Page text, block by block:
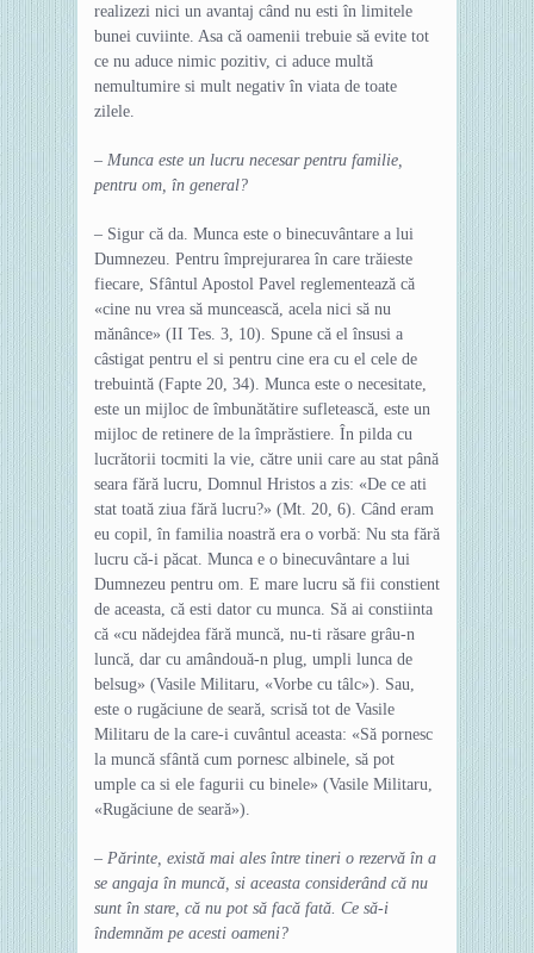
realizezi nici un avantaj când nu esti în limitele
bunei cuviinte. Asa că oamenii trebuie să evite tot
ce nu aduce nimic pozitiv, ci aduce multă
nemultumire si mult negativ în viata de toate
zilele.
– Munca este un lucru necesar pentru familie,
pentru om, în general?
– Sigur că da. Munca este o binecuvântare a lui
Dumnezeu. Pentru împrejurarea în care trăieste
fiecare, Sfântul Apostol Pavel reglementează că
«cine nu vrea să muncească, acela nici să nu
mănânce» (II Tes. 3, 10). Spune că el însusi a
câstigat pentru el si pentru cine era cu el cele de
trebuintă (Fapte 20, 34). Munca este o necesitate,
este un mijloc de îmbunătătire sufletească, este un
mijloc de retinere de la împrăstiere. În pilda cu
lucrătorii tocmiti la vie, către unii care au stat până
seara fără lucru, Domnul Hristos a zis: «De ce ati
stat toată ziua fără lucru?» (Mt. 20, 6). Când eram
eu copil, în familia noastră era o vorbă: Nu sta fără
lucru că-i păcat. Munca e o binecuvântare a lui
Dumnezeu pentru om. E mare lucru să fii constient
de aceasta, că esti dator cu munca. Să ai constiinta
că «cu nădejdea fără muncă, nu-ti răsare grâu-n
luncă, dar cu amândouă-n plug, umpli lunca de
belsug» (Vasile Militaru, «Vorbe cu tâlc»). Sau,
este o rugăciune de seară, scrisă tot de Vasile
Militaru de la care-i cuvântul aceasta: «Să pornesc
la muncă sfântă cum pornesc albinele, să pot
umple ca si ele fagurii cu binele» (Vasile Militaru,
«Rugăciune de seară»).
– Părinte, există mai ales între tineri o rezervă în a
se angaja în muncă, si aceasta considerând că nu
sunt în stare, că nu pot să facă fată. Ce să-i
îndemnăm pe acesti oameni?